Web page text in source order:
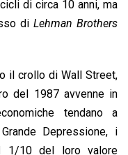
t di circa 10 anni, ma
di Lehman Brothers
il crollo di Wall Street,
del 1987 avvenne in
tendano a
Depressione, i
1/10 del loro valore